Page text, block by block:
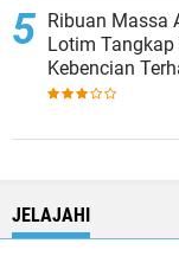
Ribuan Massa
Lotim Tangkap
Kebencian
JELAJAHI